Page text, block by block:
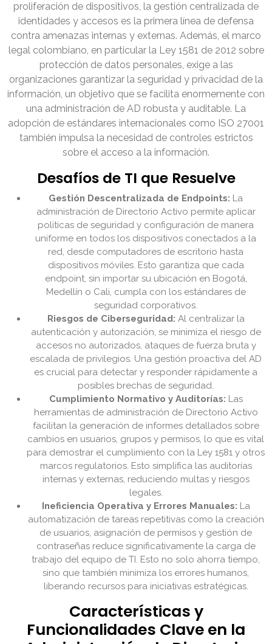
proliferación de dispositivos, la gestión centralizada de
identidades y accesos es la primera línea de defensa
contra amenazas internas y externas. Además, el marco
legal colombiano, en particular la Ley 1581 de 2012 sobre
protección de datos personales, exige a las
organizaciones garantizar la seguridad y privacidad de la
información, un objetivo que se facilita enormemente con
una administración de AD robusta y auditable. La
adopción de estándares internacionales como ISO 27001
también impulsa la necesidad de controles estrictos
sobre el acceso a la información.
Desafíos de TI que Resuelve
Gestión Descentralizada de Endpoints: La
administración de Directorio Activo permite aplicar
políticas de seguridad y configuración de manera
uniforme en todos los dispositivos conectados a la
red, desde computadores de escritorio hasta
dispositivos móviles. Esto garantiza que cada
endpoint, sin importar su ubicación en Bogotá,
Medellín o Cali, cumpla con los estándares de
seguridad corporativos.
Riesgos de Ciberseguridad: Al centralizar la
autenticación y autorización, se minimiza el riesgo de
accesos no autorizados, ataques de fuerza bruta y
escalada de privilegios. Una gestión proactiva del AD
es crucial para detectar y responder rápidamente a
posibles brechas de seguridad.
Cumplimiento Normativo y Auditorías: Las
herramientas de administración de Directorio Activo
facilitan la generación de informes detallados sobre
cambios en usuarios, grupos y permisos, lo que es vital
para demostrar el cumplimiento con la Ley 1581 y otros
marcos regulatorios. Esto simplifica las auditorías
internas y externas, reduciendo multas y riesgos
legales.
Ineficiencia Operativa y Errores Manuales: La
automatización de tareas repetitivas como la creación
de usuarios, asignación de permisos y gestión de
contraseñas reduce significativamente la carga de
trabajo del equipo de TI. Esto no solo ahorra tiempo,
sino que también minimiza los errores humanos,
liberando recursos para iniciativas estratégicas.
Características y
Funcionalidades Clave en la